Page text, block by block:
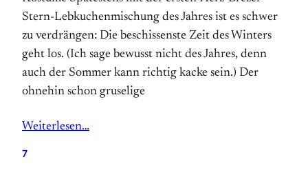
Stern-Lebkuchenmischung des Jahres ist es schwer
zu verdrängen: Die beschissenste Zeit des Winters
geht los. (Ich sage bewusst nicht des Jahres, denn
auch der Sommer kann richtig kacke sein.) Der
ohnehin schon gruselige
Weiterlesen…
7